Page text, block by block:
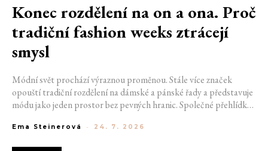
Konec rozdělení na on a ona. Proč
tradiční fashion weeks ztrácejí
smysl
Módní svět prochází výraznou proměnou. Stále více značek
opouští tradiční rozdělení na dámské a pánské řady a představuje
módu jako jeden prostor bez pevných hranic. Společné přehlídky,
klasické týdny módy mohou brzy vypadat úplně jinak.
Ema Steinerová - 24. 7. 2026